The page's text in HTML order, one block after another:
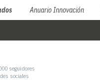
Anuario Innovación
seguidores
sociales